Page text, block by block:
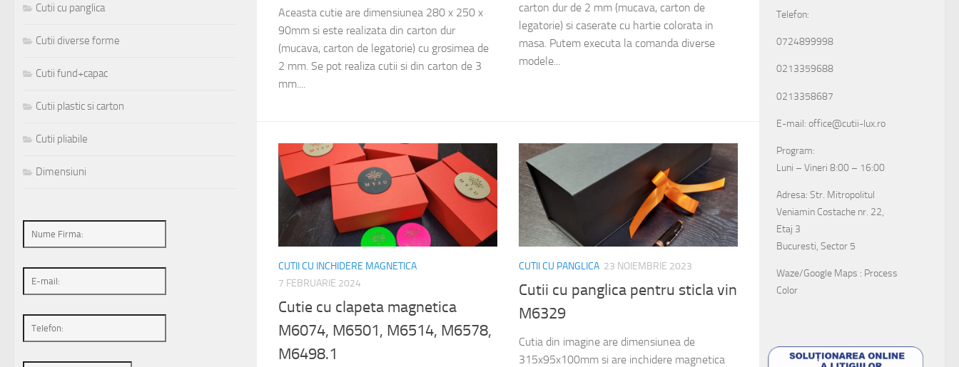
Aceasta cutie are dimensiunea 280 x 250 x
90mm si este realizata din carton dur
(mucava, carton de legatorie) cu grosimea de
2 mm. Se pot realiza cutii si din carton de 3
mm....
carton dur de 2 mm (mucava, carton de
legatorie) si caserate cu hartie colorata in
masa. Putem executa la comanda diverse
modele...
CUTII CU INCHIDERE MAGNETICA
7 FEBRUARIE 2024
Cutie cu clapeta magnetica
M6074, M6501, M6514, M6578,
M6498.1
CUTII CU PANGLICA 23 NOIEMBRIE 2023
Cutii cu panglica pentru sticla vin
M6329
Cutia din imagine are dimensiunea de
315x95x100mm si are inchidere magnetica
Cutii cu panglica
Cutii diverse forme
Cutii fund+capac
Cutii plastic si carton
Cutii pliabile
Dimensiuni
Telefon:
0724899998
0213359688
0213358687
E-mail: office@cutii-lux.ro
Program:
Luni – Vineri 8:00 – 16:00
Adresa: Str. Mitropolitul
Veniamin Costache nr. 22,
Etaj 3
Bucuresti, Sector 5
Waze/Google Maps : Process
Color